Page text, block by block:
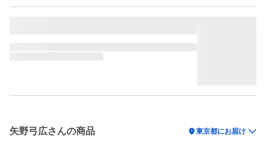
矢野弓広さんの商品 location_on東京都にお届け